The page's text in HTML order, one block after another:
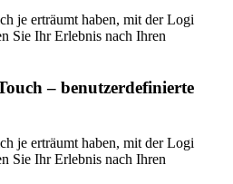
je erträumt haben, mit der Logi
Sie Ihr Erlebnis nach Ihren
– benutzerdefinierte
je erträumt haben, mit der Logi
Sie Ihr Erlebnis nach Ihren